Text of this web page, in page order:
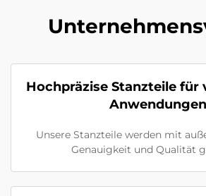
Hochpräzise Stanzteile für
Anwendungen
Unsere Stanzteile werden mit
Genauigkeit und Qualität